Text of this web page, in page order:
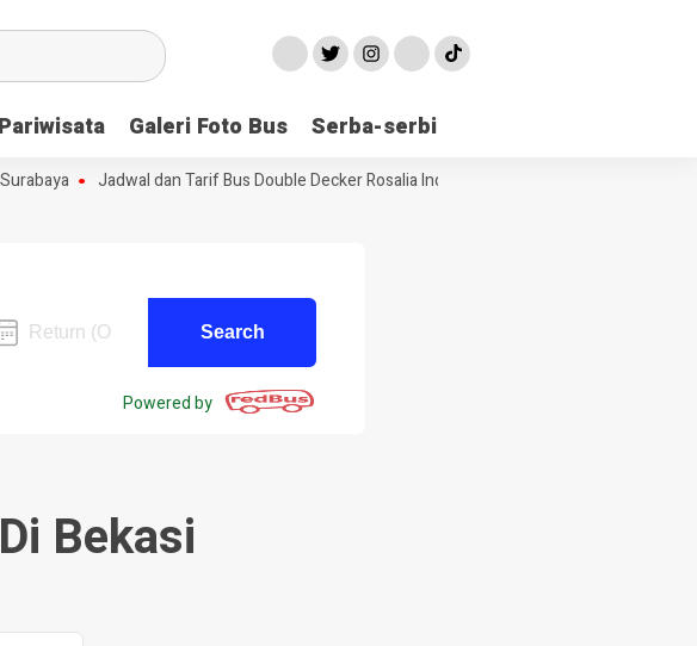
Galeri Foto Bus Serba-serbi
Jadwal dan Tarif Bus Double Decker Rosalia Indah Jakarta Jogja
Powered by
Bekasi